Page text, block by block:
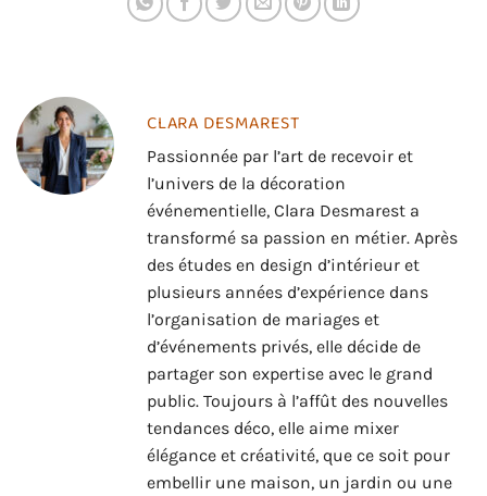
CLARA DESMAREST
Passionnée par l’art de recevoir et
l’univers de la décoration
événementielle, Clara Desmarest a
transformé sa passion en métier. Après
des études en design d’intérieur et
plusieurs années d’expérience dans
l’organisation de mariages et
d’événements privés, elle décide de
partager son expertise avec le grand
public. Toujours à l’affût des nouvelles
tendances déco, elle aime mixer
élégance et créativité, que ce soit pour
embellir une maison, un jardin ou une